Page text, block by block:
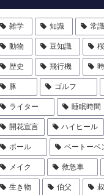
雑学 知識 常識
動物 豆知識 桜
歴史 飛行機
豚 ゴルフ
ライター 睡眠時間
開花宣言 ハイヒール
ボール ベートーベ
メイク 救急車
生き物 伯父